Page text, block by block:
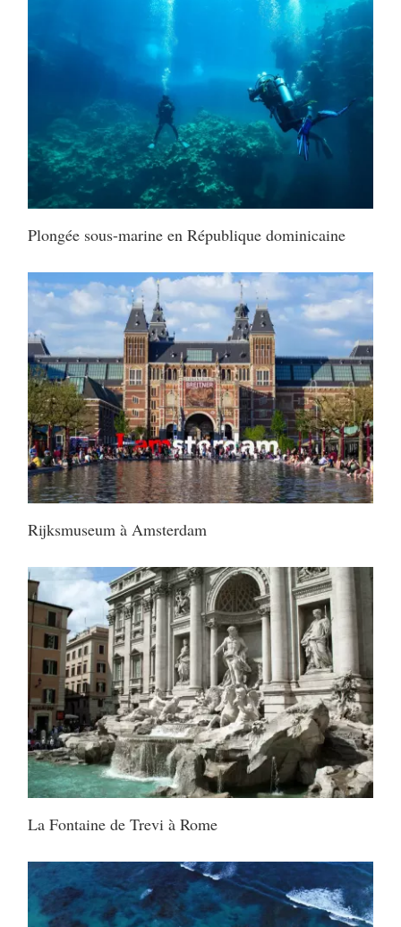
Plongée sous-marine en République dominicaine
Rijksmuseum à Amsterdam
La Fontaine de Trevi à Rome